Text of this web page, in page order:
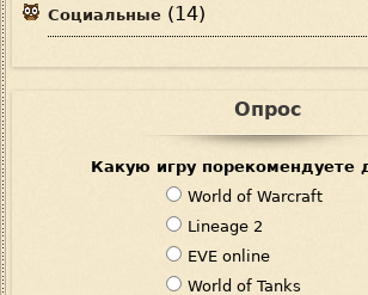
Социальные (14)
Опрос
Какую игру порекомендуете
В
а
р
и
World of Warcraft
Lineage 2
EVE online
World of Tanks